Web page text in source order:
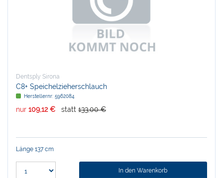
Dentsply Sirona
C8+ Speichelzieherschlauch
Herstellernr: 5962084
nur 109,12 € statt 133,00 €
Länge 137 cm
In den Warenkorb